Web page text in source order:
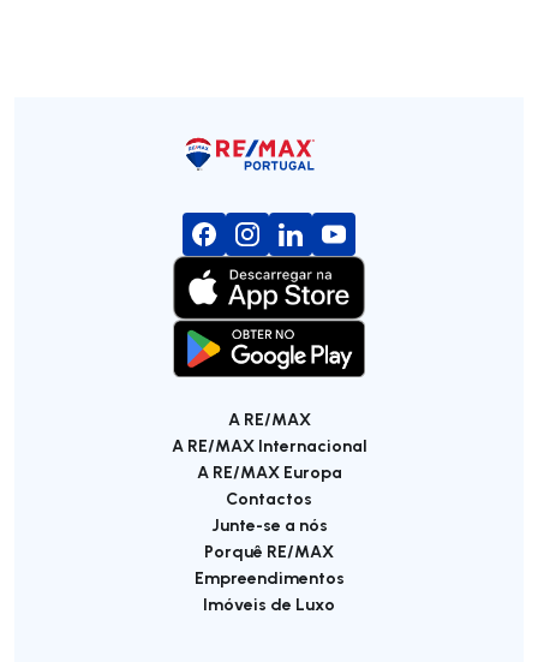
A RE/MAX
A RE/MAX Internacional
A RE/MAX Europa
Contactos
Junte-se a nós
Porquê RE/MAX
Empreendimentos
Imóveis de Luxo